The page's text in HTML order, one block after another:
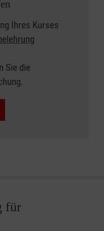
Ihres Kurses
Sie die
für